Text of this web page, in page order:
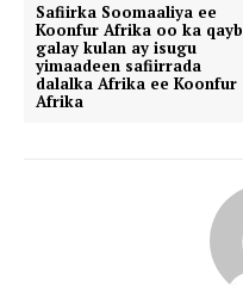
Safiirka Soomaaliya ee
Koonfur Afrika oo ka qayb
galay kulan ay isugu
yimaadeen safiirrada
dalalka Afrika ee Koonfur
Afrika